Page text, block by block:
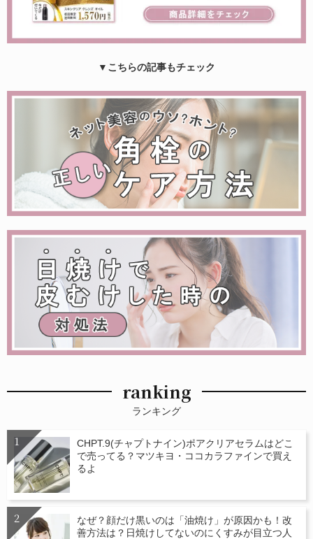
▼こちらの記事もチェック
ranking
ランキング
CHPT.9(チャプトナイン)ポアクリアセラムはどこ
で売ってる？マツキヨ・ココカラファインで買え
るよ
なぜ？顔だけ黒いのは「油焼け」が原因かも！改
善方法は？日焼けしてないのにくすみが目立つ人